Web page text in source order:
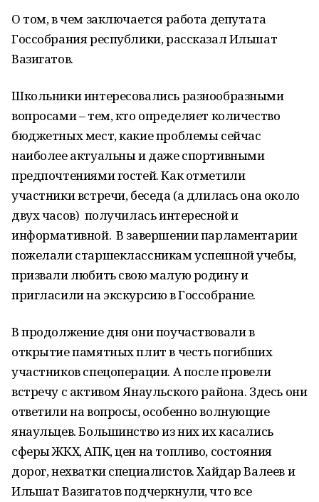
О том, в чем заключается работа депутата
Госсобрания республики, рассказал Ильшат
Вазигатов.
Школьники интересовались разнообразными
вопросами – тем, кто определяет количество
бюджетных мест, какие проблемы сейчас
наиболее актуальны и даже спортивными
предпочтениями гостей. Как отметили
участники встречи, беседа (а длилась она около
двух часов) получилась интересной и
информативной. В завершении парламентарии
пожелали старшеклассникам успешной учебы,
призвали любить свою малую родину и
пригласили на экскурсию в Госсобрание.
В продолжение дня они поучаствовали в
открытие памятных плит в честь погибших
участников спецоперации. А после провели
встречу с активом Янаульского района. Здесь они
ответили на вопросы, особенно волнующие
янаульцев. Большинство из них их касались
сферы ЖКХ, АПК, цен на топливо, состояния
дорог, нехватки специалистов. Хайдар Валеев и
Ильшат Вазигатов подчеркнули, что все